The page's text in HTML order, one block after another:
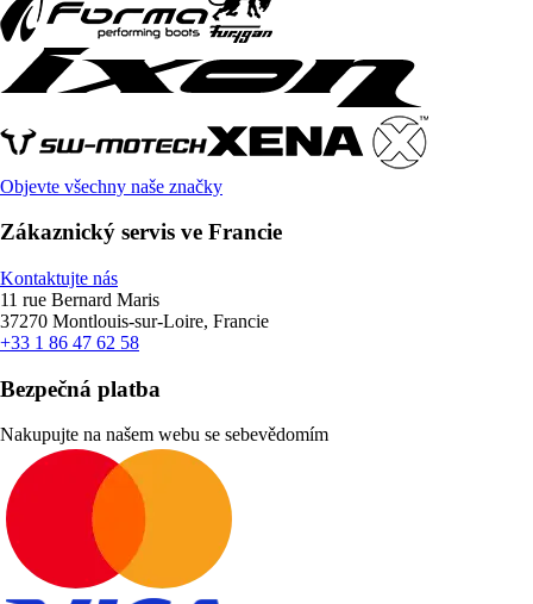
Objevte všechny naše značky
Zákaznický servis ve Francie
Kontaktujte nás
11 rue Bernard Maris
37270 Montlouis-sur-Loire, Francie
+33 1 86 47 62 58
Bezpečná platba
Nakupujte na našem webu se sebevědomím